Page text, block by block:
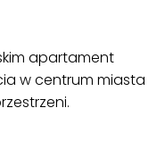
apartament
w centrum miasta